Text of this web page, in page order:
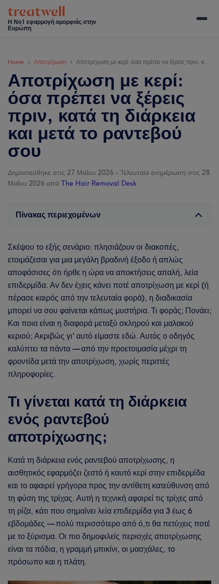
Skip
main
Skip
secondary
Skip
primary
Skip
footer
Η Νο1 εφαρμογή ομορφιάς στην
Ευρώπη
Home Αποτρίχωση Αποτρίχωση με κερί: όσα πρέπει να ξέρεις πριν, κατά τη διάρκεια και μετά το ραντεβού σου
Αποτρίχωση με κερί:
όσα πρέπει να ξέρεις
πριν, κατά τη διάρκεια
και μετά το ραντεβού
σου
Δημοσιεύθηκε στις 27 Μαΐου 2026 - Τελευταία ενημέρωση στις 28
Μαΐου 2026 από The Hair Removal Desk
Πίνακας περιεχομένων
Σκέψου το εξής σενάριο: πλησιάζουν οι διακοπές,
ετοιμάζεσαι για μια μεγάλη βραδινή έξοδο ή απλώς
αποφάσισες ότι ήρθε η ώρα να αποκτήσεις απαλή, λεία
επιδερμίδα. Αν δεν έχεις κάνει ποτέ αποτρίχωση με κερί (ή
πέρασε καιρός από την τελευταία φορά), η διαδικασία
μπορεί να σου φαίνεται κάπως μυστήρια. Τι φοράς; Πονάει;
Και ποια είναι η διαφορά μεταξύ σκληρού και μαλακού
κεριού; Ακριβώς γι' αυτό είμαστε εδώ. Αυτός ο οδηγός
καλύπτει τα πάντα — από την προετοιμασία μέχρι τη
φροντίδα μετά την αποτρίχωση, χωρίς περιττές
πληροφορίες.
Τι γίνεται κατά τη διάρκεια
ενός ραντεβού
αποτρίχωσης;
Κατά τη διάρκεια ενός ραντεβού αποτρίχωσης, η
αισθητικός εφαρμόζει ζεστό ή καυτό κερί στην επιδερμίδα
και το αφαιρεί γρήγορα προς την αντίθετη κατεύθυνση από
τη φύση της τρίχας. Αυτή η τεχνική αφαιρεί τις τρίχες από
τη ρίζα, κάτι που σημαίνει λεία επιδερμίδα για 3 έως 6
εβδομάδες — πολύ περισσότερο από ό,τι θα πετύχεις ποτέ
με το ξύρισμα. Οι πιο δημοφιλείς περιοχές αποτρίχωσης
είναι τα πόδια, η γραμμή μπικίνι, οι μασχάλες, το
πρόσωπο και η πλάτη.